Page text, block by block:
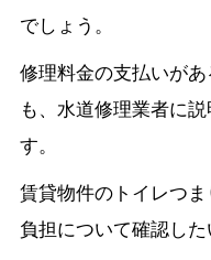
でしょう。
修理料金の支払いが
も、水道修理業者に
す。
賃貸物件のトイレつ
負担について確認した